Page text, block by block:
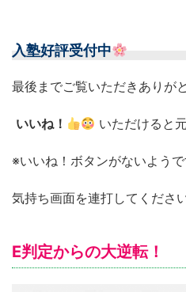
入塾好評受付中
最後までご覧いただきありが
いいね！ いただけると
※いいね！ボタンがないようで
気持ち画面を連打してください
E判定からの大逆転！